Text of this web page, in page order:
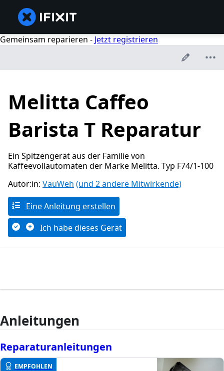
Gemeinsam reparieren - Jetzt registrieren
Melitta Caffeo
Barista T Reparatur
Ein Spitzengerät aus der Familie von
Kaffeevollautomaten der Marke Melitta. Typ F74/1-100
Autor:in: VauWeh (und 2 andere Mitwirkende)
Eine Anleitung erstellen
Ich habe dieses Gerät
Anleitungen
Reparaturanleitungen
EMPFOHLEN